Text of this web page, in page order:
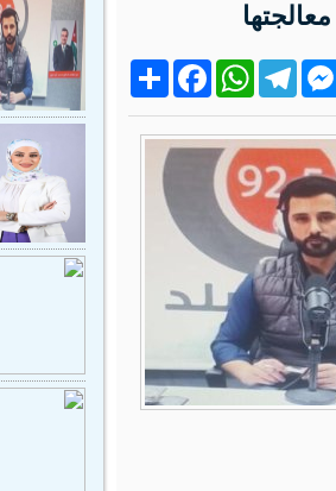
ShareFacebookWhatsAppTelegram